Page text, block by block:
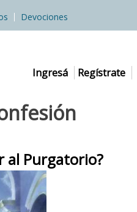
Devociones
Ingresá Regístrate
al Purgatorio?